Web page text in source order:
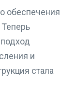
обеспечения
и
стала